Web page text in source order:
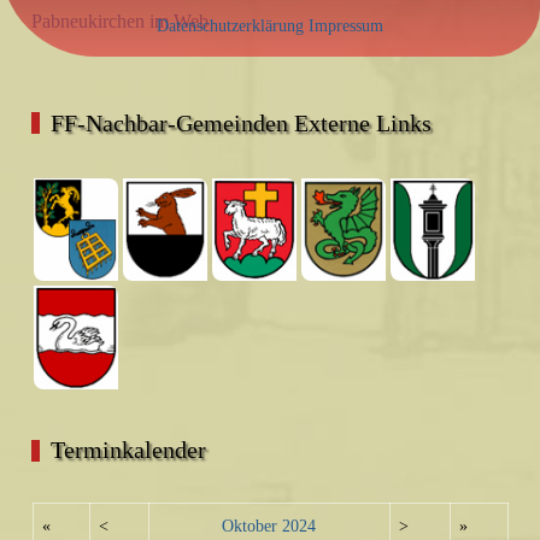
Pabneukirchen im Web
FF-Nachbar-Gemeinden Externe Links
Terminkalender
« < Oktober 2024 > »
Datenschutzerklärung Impressum